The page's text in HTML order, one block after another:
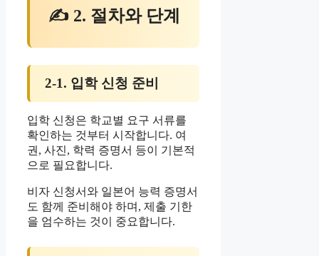
✍ 2. 절차와 단계
2-1. 입학 신청 준비
입학 신청은 학교별 요구 서류를
확인하는 것부터 시작합니다. 여
권, 사진, 학력 증명서 등이 기본적
으로 필요합니다.
비자 신청서와 일본어 능력 증명서
도 함께 준비해야 하며, 제출 기한
을 엄수하는 것이 중요합니다.